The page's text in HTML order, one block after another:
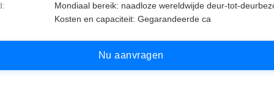
Mondiaal bereik: naadloze wereldwijde deur-tot-
Kosten en capaciteit: Gegarandeerde ca
N u aanvragen